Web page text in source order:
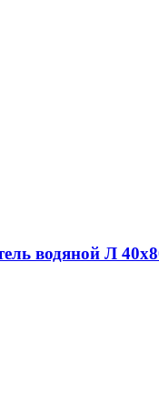
водяной Л